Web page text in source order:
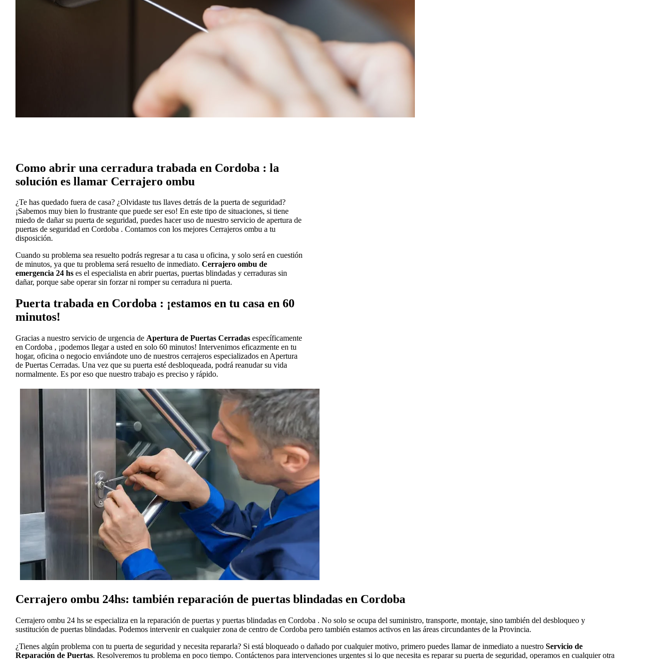
Como abrir una cerradura trabada en Cordoba : la
solución es llamar Cerrajero ombu
¿Te has quedado fuera de casa? ¿Olvidaste tus llaves detrás de la puerta de seguridad?
¡Sabemos muy bien lo frustrante que puede ser eso! En este tipo de situaciones, si tiene
miedo de dañar su puerta de seguridad, puedes hacer uso de nuestro servicio de apertura de
puertas de seguridad en Cordoba . Contamos con los mejores Cerrajeros ombu a tu
disposición.
Cuando su problema sea resuelto podrás regresar a tu casa u oficina, y solo será en cuestión
de minutos, ya que tu problema será resuelto de inmediato.Cerrajero ombu de
emergencia 24 hs es el especialista en abrir puertas, puertas blindadas y cerraduras sin
dañar, porque sabe operar sin forzar ni romper su cerradura ni puerta.
Puerta trabada en Cordoba : ¡estamos en tu casa en 60
minutos!
Gracias a nuestro servicio de urgencia de Apertura de Puertas Cerradas específicamente
en Cordoba , ¡podemos llegar a usted en solo 60 minutos! Intervenimos eficazmente en tu
hogar, oficina o negocio enviándote uno de nuestros cerrajeros especializados en Apertura
de Puertas Cerradas. Una vez que su puerta esté desbloqueada, podrá reanudar su vida
normalmente. Es por eso que nuestro trabajo es preciso y rápido.
Cerrajero ombu 24hs: también reparación de puertas blindadas en Cordoba
Cerrajero ombu 24 hs se especializa en la reparación de puertas y puertas blindadas en Cordoba . No solo se ocupa del suministro, transporte, montaje, sino también del desbloqueo y
sustitución de puertas blindadas. Podemos intervenir en cualquier zona de centro de Cordoba pero también estamos activos en las áreas circundantes de la Provincia.
¿Tienes algún problema con tu puerta de seguridad y necesita repararla? Si está bloqueado o dañado por cualquier motivo, primero puedes llamar de inmediato a nuestroServicio de
Reparación de Puertas. Resolveremos tu problema en poco tiempo. Contáctenos para intervenciones urgentes si lo que necesita es reparar su puerta de seguridad, operamos en cualquier otra